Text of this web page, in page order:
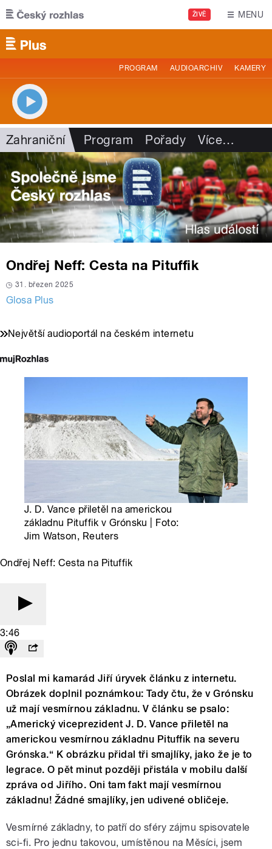
Přejít k hlavnímu obsahu
ŽIVĚ MENU
PROGRAM AUDIOARCHIV KAMERY
Zahraniční Program Pořady Více…
Ondřej Neff: Cesta na Pituffik
31. březen 2025
Glosa Plus
Největší audioportál na českém internetu
J. D. Vance přiletěl na americkou
základnu Pituffik v Grónsku | Foto:
Jim Watson, Reuters
Ondřej Neff: Cesta na Pituffik
3:46
Poslal mi kamarád Jiří úryvek článku z internetu.
Obrázek doplnil poznámkou: Tady čtu, že v Grónsku
už mají vesmírnou základnu. V článku se psalo:
„Americký viceprezident J. D. Vance přiletěl na
americkou vesmírnou základnu Pituffik na severu
Grónska.“ K obrázku přidal tři smajlíky, jako že je to
legrace. O pět minut později přistála v mobilu další
zpráva od Jiřího. Oni tam fakt mají vesmírnou
základnu! Žádné smajlíky, jen udivené obličeje.
Vesmírné základny, to patří do sféry zájmu spisovatele
sci-fi. Pro jednu takovou, umístěnou na Měsíci, jsem